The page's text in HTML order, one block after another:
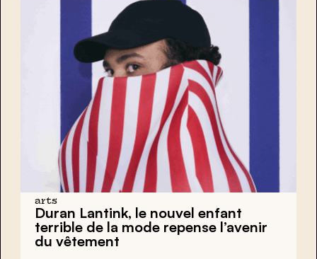
arts
Duran Lantink, le nouvel enfant
terrible de la mode repense l’avenir
du vêtement